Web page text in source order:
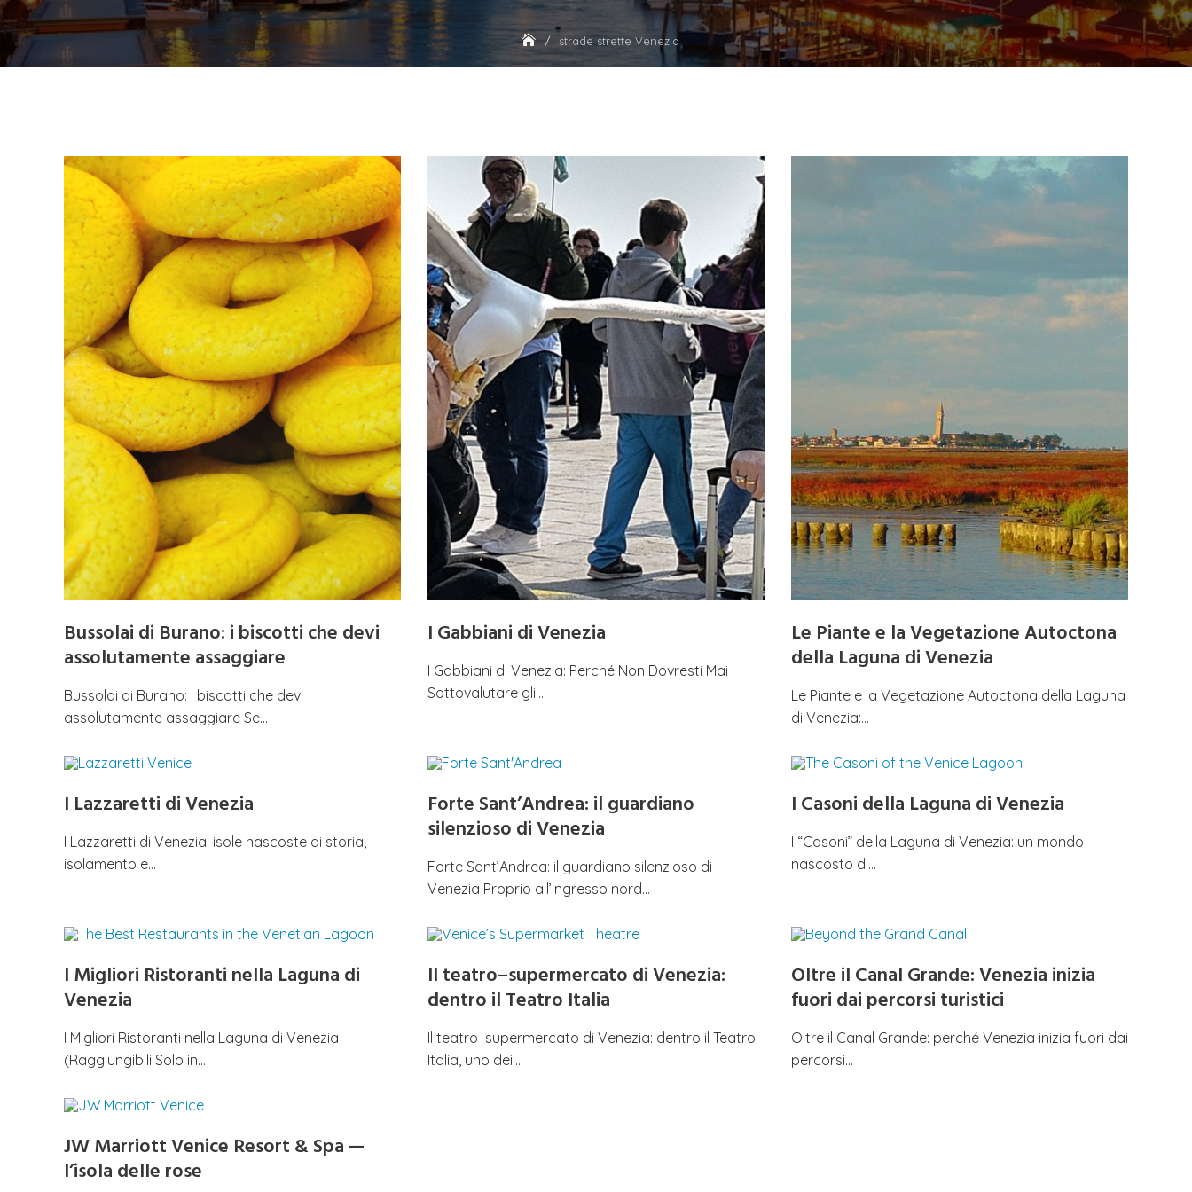
strade strette Venezia
Bussolai di Burano: i biscotti che devi
assolutamente assaggiare
Bussolai di Burano: i biscotti che devi
assolutamente assaggiare Se…
I Gabbiani di Venezia
I Gabbiani di Venezia: Perché Non Dovresti Mai
Sottovalutare gli…
Le Piante e la Vegetazione Autoctona
della Laguna di Venezia
Le Piante e la Vegetazione Autoctona della Laguna
di Venezia:…
I Lazzaretti di Venezia
I Lazzaretti di Venezia: isole nascoste di storia,
isolamento e…
Forte Sant’Andrea: il guardiano
silenzioso di Venezia
Forte Sant’Andrea: il guardiano silenzioso di
Venezia Proprio all’ingresso nord…
I Casoni della Laguna di Venezia
I “Casoni” della Laguna di Venezia: un mondo
nascosto di…
I Migliori Ristoranti nella Laguna di
Venezia
I Migliori Ristoranti nella Laguna di Venezia
(Raggiungibili Solo in…
Il teatro–supermercato di Venezia:
dentro il Teatro Italia
Il teatro–supermercato di Venezia: dentro il Teatro
Italia, uno dei…
Oltre il Canal Grande: Venezia inizia
fuori dai percorsi turistici
Oltre il Canal Grande: perché Venezia inizia fuori dai
percorsi…
JW Marriott Venice Resort & Spa —
l’isola delle rose